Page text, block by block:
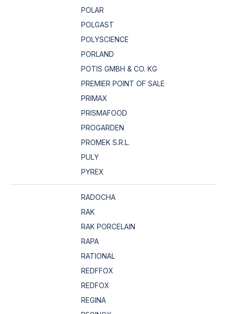
POLAR
POLGAST
POLYSCIENCE
PORLAND
POTIS GMBH & CO. KG
PREMIER POINT OF SALE
PRIMAX
PRISMAFOOD
PROGARDEN
PROMEK S.R.L.
PULY
PYREX
RADOCHA
RAK
RAK PORCELAIN
RAPA
RATIONAL
REDFFOX
REDFOX
REGINA